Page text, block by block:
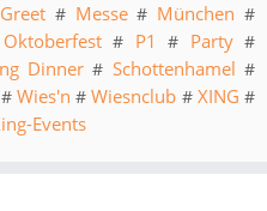
# Messe# München #
Oktoberfest # P1 # Party#
Dinner # Schottenhamel #
#Wies'n #Wiesnclub # XING #
Events